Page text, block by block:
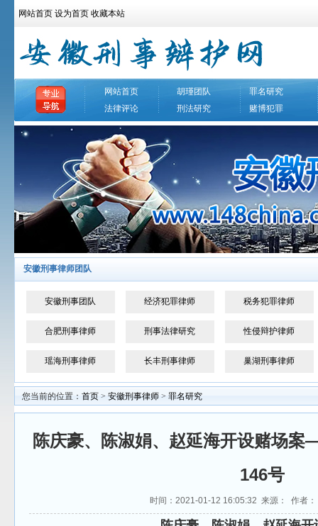
网站首页 设为首页 收藏本站
网站首页 胡瑾团队
罪名研究
法律评论
刑法研究 赌博犯罪
安徽刑事律师团队
安徽刑事团队 经济犯罪律师 税务犯罪律师
合肥刑事律师 刑事法律研究 性侵辩护律师
瑶海刑事律师 长丰刑事律师 巢湖刑事律师
您当前的位置： 首页 > 安徽刑事律师 > 罪名研究
陈庆豪、陈淑娟、赵延海开设赌场
146号
时间：2021-01-12 16:05:32 来源： 作者